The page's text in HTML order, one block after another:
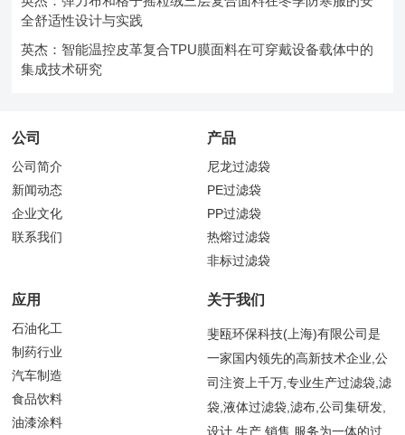
全舒适性设计与实践
英杰：智能温控皮革复合TPU膜面料在可穿戴设备载体中的
集成技术研究
公司
公司简介
新闻动态
企业文化
联系我们
产品
尼龙过滤袋
PE过滤袋
PP过滤袋
热熔过滤袋
非标过滤袋
应用
石油化工
制药行业
汽车制造
食品饮料
油漆涂料
关于我们
斐瓯环保科技(上海)有限公司是
一家国内领先的高新技术企业,公
司注资上千万,专业生产过滤袋,滤
袋,液体过滤袋,滤布,公司集研发,
设计,生产,销售,服务为一体的过